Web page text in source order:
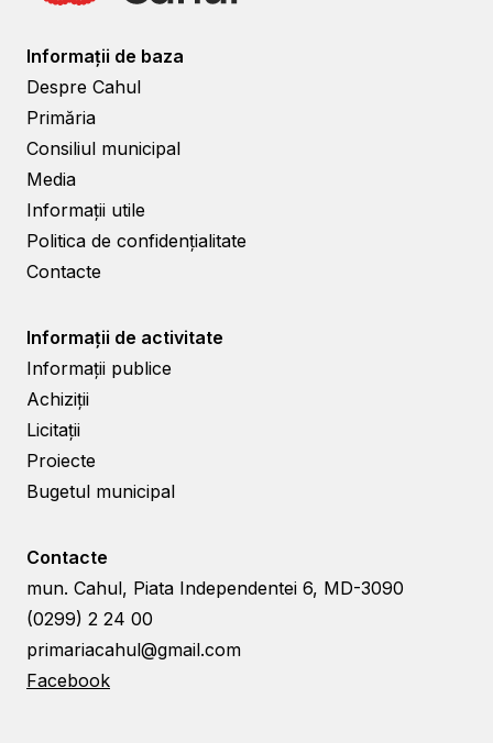
Informații de baza
Despre Cahul
Primăria
Consiliul municipal
Media
Informații utile
Politica de confidențialitate
Contacte
Informații de activitate
Informații publice
Achiziții
Licitații
Proiecte
Bugetul municipal
Contacte
mun. Cahul, Piata Independentei 6, MD-3090
(0299) 2 24 00
primariacahul@gmail.com
Facebook